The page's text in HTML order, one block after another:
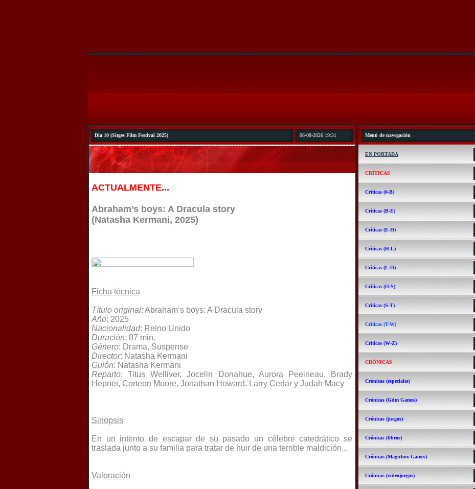
Día 10 (Sitges Film Festival 2025) 06-08-2026 19:31
ACTUALMENTE...
Abraham’s boys: A Dracula story
(Natasha Kermani, 2025)
Ficha técnica
Título original: Abraham’s boys: A Dracula story
Año: 2025
Nacionalidad: Reino Unido
Duración: 87 min.
Género: Drama, Suspense
Director: Natasha Kermani
Guión: Natasha Kermani
Reparto: Titus Welliver, Jocelin Donahue, Aurora Peeineau, Brady
Hepner, Corteon Moore, Jonathan Howard, Larry Cedar y Judah Macy
Sinopsis
En un intento de escapar de su pasado un célebre catedrático se
traslada junto a su familia para tratar de huir de una terrible maldición...
Valoración
Menú de navegación
EN PORTADA
CRÍTICAS
Críticas (#-B)
Críticas (B-E)
Críticas (E-H)
Críticas (H-L)
Críticas (L-O)
Críticas (O-S)
Críticas (S-T)
Críticas (T-W)
Críticas (W-Z)
CRÓNICAS
Crónicas (especiales)
Crónicas (Gdm Games)
Crónicas (juegos)
Crónicas (libros)
Crónicas (Magicbox Games)
Crónicas (videojuegos)